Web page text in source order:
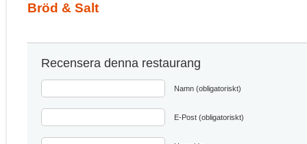
Bröd & Salt
Recensera denna restaurang
Namn (obligatoriskt)
E-Post (obligatoriskt)